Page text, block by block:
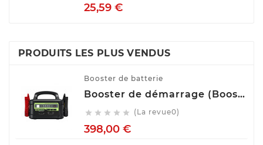
25,59 €Prix
PRODUITS LES PLUS VENDUS
Booster de batterie
Booster de démarrage (Booster de batterie) YESPER MONSTER START P1
     (La revue0)
398,00 €Prix